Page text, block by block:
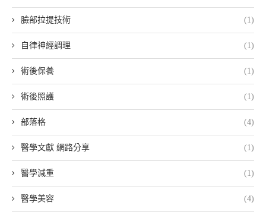
臉部拉提技術 (1)
自律神經調理 (1)
術後保養 (1)
術後照護 (1)
部落格 (4)
醫學文獻 網路分享 (1)
醫學減重 (1)
醫學美容 (4)